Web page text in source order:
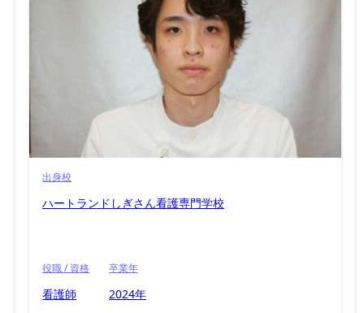
出身校
ハートランドしぎさん看護専門学校
役職 / 資格
看護師
卒業年
2024年